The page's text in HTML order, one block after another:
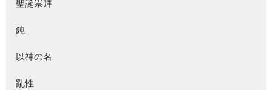
聖誕崇拜
鈍
以神の名
亂性